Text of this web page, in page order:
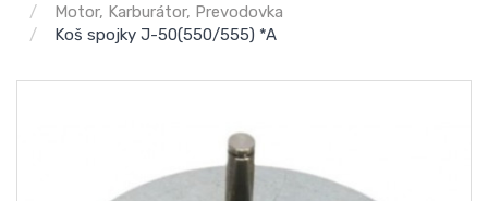
Motor, Karburátor, Prevodovka
Koš spojky J-50(550/555) *A